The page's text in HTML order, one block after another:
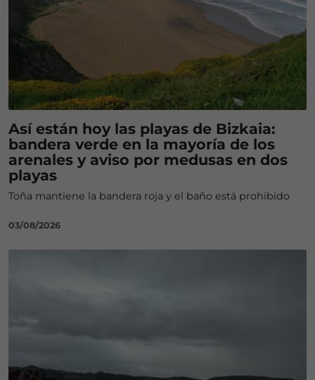
Así están hoy las playas de Bizkaia:
bandera verde en la mayoría de los
arenales y aviso por medusas en dos
playas
Toña mantiene la bandera roja y el baño está prohibido
03/08/2026